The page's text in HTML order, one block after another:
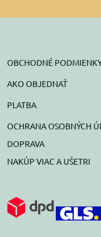
OBCHODNÉ
AKO OBJEDNAŤ
PLATBA
OCHRANA OSOBNÝCH
DOPRAVA
NAKÚP VIAC A UŠETRI